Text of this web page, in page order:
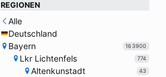
REGIONEN
Alle
Deutschland
Bayern
163900
Lkr Lichtenfels 774
Altenkunstadt 43